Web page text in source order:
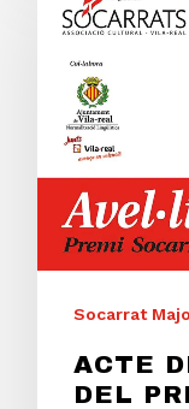
Socarrat
ACTE
DEL